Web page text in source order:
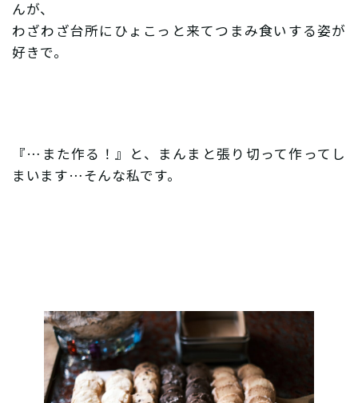
んが、
わざわざ台所にひょこっと来てつまみ食いする姿が
好きで。
『…また作る！』と、まんまと張り切って作ってし
まいます…そんな私です。